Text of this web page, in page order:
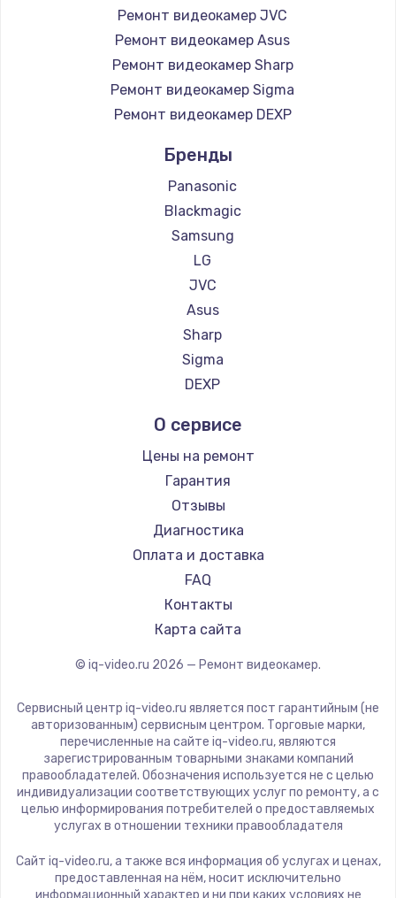
Ремонт видеокамер JVC
Ремонт видеокамер Asus
Ремонт видеокамер Sharp
Ремонт видеокамер Sigma
Ремонт видеокамер DEXP
Бренды
Panasonic
Blackmagic
Samsung
LG
JVC
Asus
Sharp
Sigma
DEXP
О сервисе
Цены на ремонт
Гарантия
Отзывы
Диагностика
Оплата и доставка
FAQ
Контакты
Карта сайта
© iq-video.ru 2026 — Ремонт видеокамер.
Сервисный центр iq-video.ru является пост гарантийным (не
авторизованным) сервисным центром. Торговые марки,
перечисленные на сайте iq-video.ru, являются
зарегистрированным товарными знаками компаний
правообладателей. Обозначения используется не с целью
индивидуализации соответствующих услуг по ремонту, а с
целью информирования потребителей о предоставляемых
услугах в отношении техники правообладателя
Сайт iq-video.ru, а также вся информация об услугах и ценах,
предоставленная на нём, носит исключительно
информационный характер и ни при каких условиях не